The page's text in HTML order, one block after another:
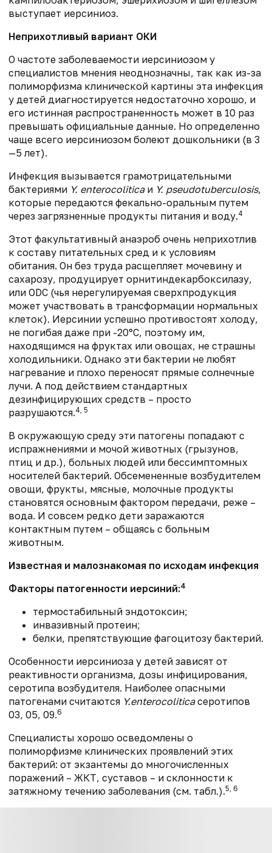
выступает иерсиниоз.
Неприхотливый вариант ОКИ
О частоте заболеваемости иерсиниозом у
специалистов мнения неоднозначны, так как из-за
полиморфизма клинической картины эта инфекция
у детей диагностируется недостаточно хорошо, и
его истинная распространенность может в 10 раз
превышать официальные данные. Но определенно
чаще всего иерсиниозом болеют дошкольники (в 3
—5 лет).
Инфекция вызывается грамотрицательными
бактериями Y. enterocolitica и Y. pseudotuberculosis,
которые передаются фекально-оральным путем
через загрязненные продукты питания и воду.4
Этот факультативный анаэроб очень неприхотлив
к составу питательных сред и к условиям
обитания. Он без труда расщепляет мочевину и
сахарозу, продуцирует орнитиндекарбоксилазу,
или ODC (чья нерегулируемая сверхпродукция
может участвовать в трансформации нормальных
клеток). Иерсинии успешно противостоят холоду,
не погибая даже при -20°С, поэтому им,
находящимся на фруктах или овощах, не страшны
холодильники. Однако эти бактерии не любят
нагревание и плохо переносят прямые солнечные
лучи. А под действием стандартных
дезинфицирующих средств – просто
разрушаются.4, 5
В окружающую среду эти патогены попадают с
испражнениями и мочой животных (грызунов,
птиц и др.), больных людей или бессимптомных
носителей бактерий. Обсемененные возбудителем
овощи, фрукты, мясные, молочные продукты
становятся основным фактором передачи, реже –
вода. И совсем редко дети заражаются
контактным путем – общаясь с больным
животным.
Известная и малознакомая по исходам инфекция
Факторы патогенности иерсиний:4
термостабильный эндотоксин;
инвазивный протеин;
белки, препятствующие фагоцитозу бактерий.
Особенности иерсиниоза у детей зависят от
реактивности организма, дозы инфицирования,
серотипа возбудителя. Наиболее опасными
патогенами считаются Y.enterocoliticaсеротипов
03, 05, 09.6
Специалисты хорошо осведомлены о
полиморфизме клинических проявлений этих
бактерий: от экзантемы до многочисленных
поражений – ЖКТ, суставов – и склонности к
затяжному течению заболевания (см. табл.).5, 6